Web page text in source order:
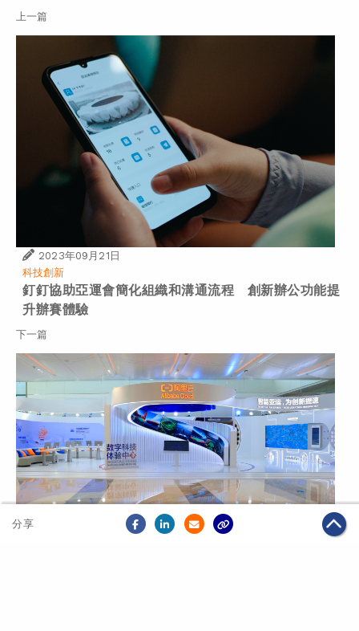
分享
上一篇
2023年09月21日
科技創新
釘釘協助亞運會簡化組織和溝通流程 創新辦公功能提
升辦賽體驗
下一篇